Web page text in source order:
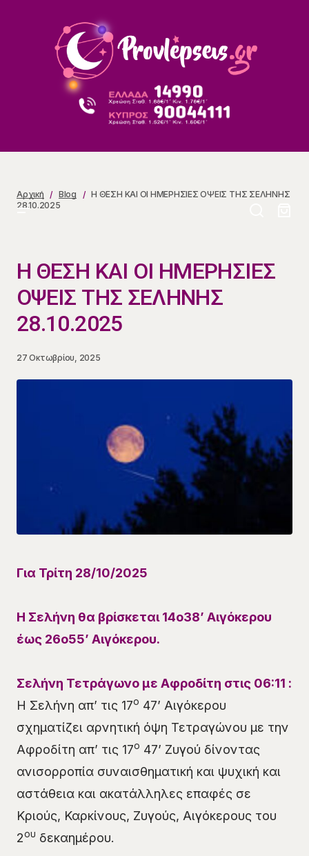
Αρχική Blog
Η ΘΕΣΗ ΚΑΙ ΟΙ ΗΜΕΡΗΣΙΕΣ ΟΨΕΙΣ ΤΗΣ ΣΕΛΗΝΗΣ
28.10.2025
Η ΘΕΣΗ ΚΑΙ ΟΙ ΗΜΕΡΗΣΙΕΣ
ΟΨΕΙΣ ΤΗΣ ΣΕΛΗΝΗΣ
28.10.2025
27 Οκτωβρίου, 2025
Για Τρίτη 28/10/2025
Η Σελήνη θα βρίσκεται 14ο38’ Αιγόκερου
έως 26ο55’ Αιγόκερου.
Σελήνη Τετράγωνο με Αφροδίτη στις 06:11 :
Η Σελήνη απ’ τις 17ο 47’ Αιγόκερου
σχηματίζει αρνητική όψη Τετραγώνου με την
Αφροδίτη απ’ τις 17ο 47’ Ζυγού δίνοντας
ανισορροπία συναισθηματική και ψυχική και
αστάθεια και ακατάλληλες επαφές σε
Κριούς, Καρκίνους, Ζυγούς, Αιγόκερους του
2ου δεκαημέρου.